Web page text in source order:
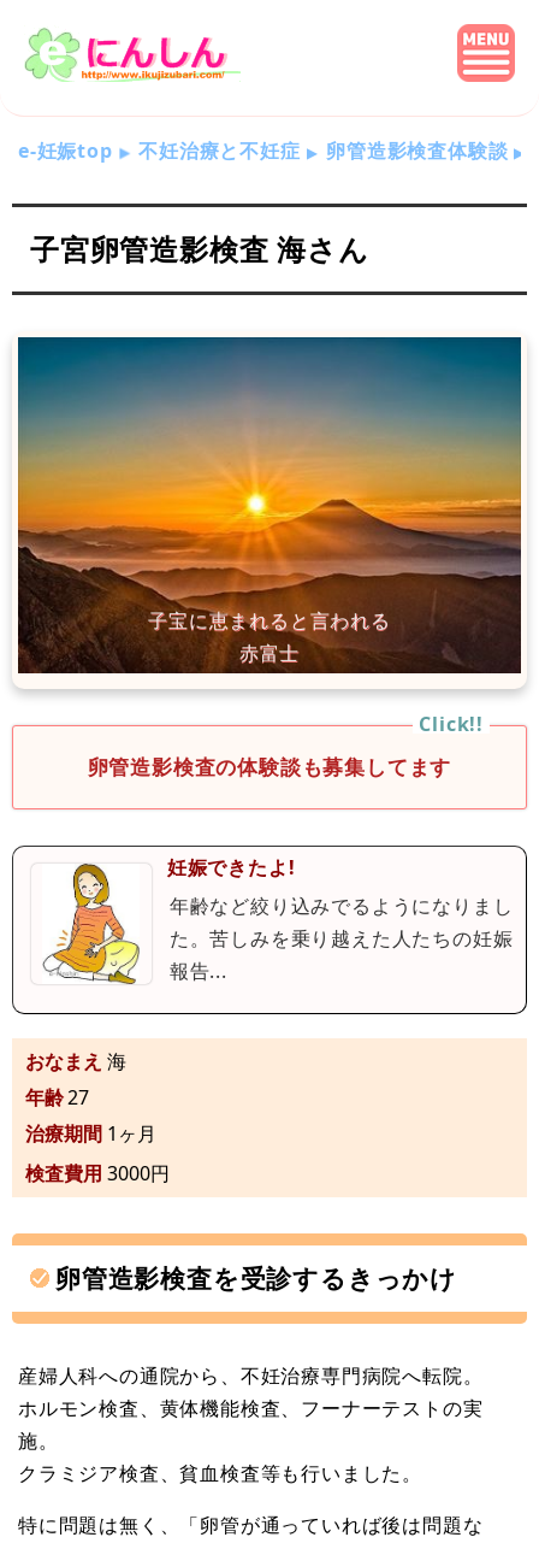
e-妊娠top 不妊治療と不妊症 卵管造影検査体験談
子宮卵管造影検査 海さん
卵管造影検査の体験談も募集してます
妊娠できたよ!
年齢など絞り込みでるようになりまし
た。苦しみを乗り越えた人たちの妊娠
報告...
おなまえ 海
年齢27
治療期間 1ヶ月
検査費用 3000円
卵管造影検査を受診するきっかけ
産婦人科への通院から、不妊治療専門病院へ転院。
ホルモン検査、黄体機能検査、フーナーテストの実
施。
クラミジア検査、貧血検査等も行いました。
特に問題は無く、「卵管が通っていれば後は問題な